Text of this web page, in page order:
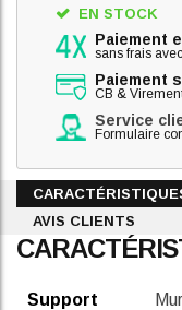
EN STOCK
Paiement
sans frais
Paiement
CB &
Service
Formulaire
AVIS CLIENTS
Support